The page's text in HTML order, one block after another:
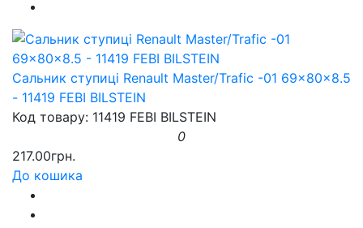
Сальник ступиці Renault Master/Trafic -01 69x80x8.5
- 11419 FEBI BILSTEIN
Код товару: 11419 FEBI BILSTEIN
0
217.00грн.
До кошика